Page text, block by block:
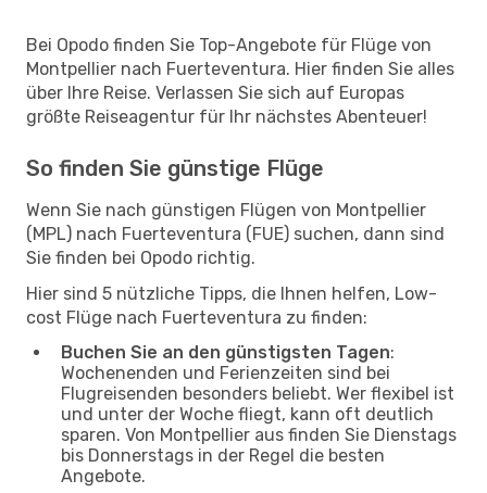
Bei Opodo finden Sie Top-Angebote für Flüge von
Montpellier nach Fuerteventura. Hier finden Sie alles
über Ihre Reise. Verlassen Sie sich auf Europas
größte Reiseagentur für Ihr nächstes Abenteuer!
So finden Sie günstige Flüge
Wenn Sie nach günstigen Flügen von Montpellier
(MPL) nach Fuerteventura (FUE) suchen, dann sind
Sie finden bei Opodo richtig.
Hier sind 5 nützliche Tipps, die Ihnen helfen, Low-
cost Flüge nach Fuerteventura zu finden:
Buchen Sie an den günstigsten Tagen:
Wochenenden und Ferienzeiten sind bei
Flugreisenden besonders beliebt. Wer flexibel ist
und unter der Woche fliegt, kann oft deutlich
sparen. Von Montpellier aus finden Sie Dienstags
bis Donnerstags in der Regel die besten
Angebote.